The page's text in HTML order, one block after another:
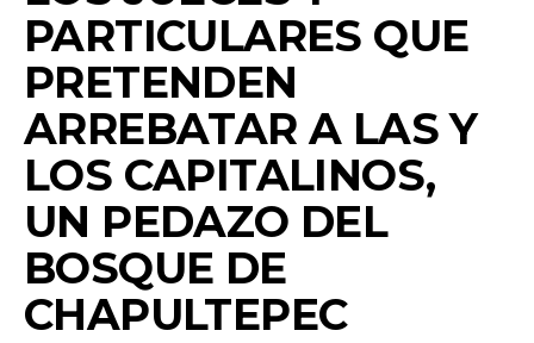
PARTICULARES QUE
PRETENDEN
ARREBATAR A LAS Y
LOS CAPITALINOS,
UN PEDAZO DEL
BOSQUE DE
CHAPULTEPEC